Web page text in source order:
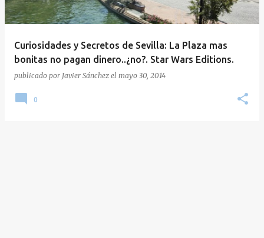
d
Curiosidades y Secretos de Sevilla: La Plaza mas
bonitas no pagan dinero..¿no?. Star Wars Editions.
publicado por Javier Sánchez el mayo 30, 2014
0